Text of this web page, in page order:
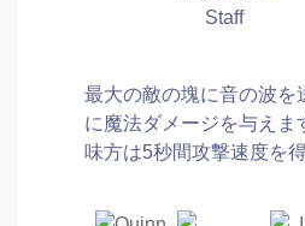
Staff
最大の敵の塊に音の波を
に魔法ダメージを与えま
味方は5秒間攻撃速度を得